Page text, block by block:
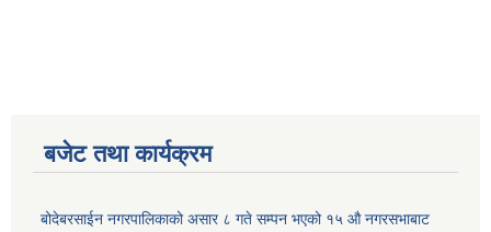
बजेट तथा कार्यक्रम
बोदेबरसाईन नगरपालिकाको असार ८ गते सम्पन भएको १५ ‍‍‍औ नगरसभाबाट